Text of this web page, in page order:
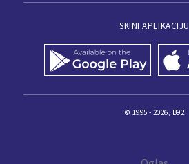
SKINI APLIKACIJU
© 1995 - 2026, B92